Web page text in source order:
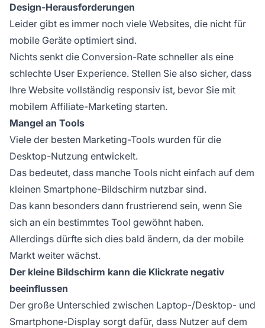
Design-Herausforderungen
Leider gibt es immer noch viele Websites, die nicht für
mobile Geräte optimiert sind.
Nichts senkt die Conversion-Rate schneller als eine
schlechte User Experience. Stellen Sie also sicher, dass
Ihre Website vollständig responsiv ist, bevor Sie mit
mobilem Affiliate-Marketing starten.
Mangel an Tools
Viele der besten Marketing-Tools wurden für die
Desktop-Nutzung entwickelt.
Das bedeutet, dass manche Tools nicht einfach auf dem
kleinen Smartphone-Bildschirm nutzbar sind.
Das kann besonders dann frustrierend sein, wenn Sie
sich an ein bestimmtes Tool gewöhnt haben.
Allerdings dürfte sich dies bald ändern, da der mobile
Markt weiter wächst.
Der kleine Bildschirm kann die Klickrate negativ
beeinflussen
Der große Unterschied zwischen Laptop-/Desktop- und
Smartphone-Display sorgt dafür, dass Nutzer auf dem